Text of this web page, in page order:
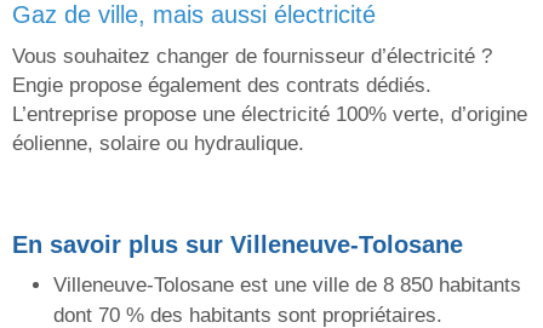
gaz de ville, mais aussi électricité
Vous souhaitez changer de fournisseur d’électricité ?
Engie propose également des contrats dédiés.
L’entreprise propose une électricité 100% verte, d’origine
éolienne, solaire ou hydraulique.
En savoir plus sur Villeneuve-Tolosane
Villeneuve-Tolosane est une ville de 8 850 habitants
dont 70 % des habitants sont propriétaires.